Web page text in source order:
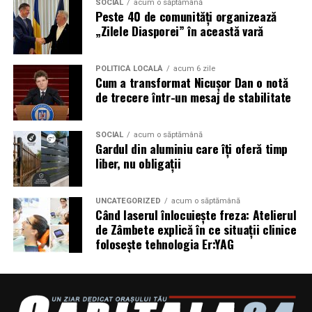
accesului in festival.
De asemenea, Summer Well promoveaza un mediu sigur
si responsabil, iar consumul de substante interzise este
strict interzis.
Regulamentul complet, impreuna cu lista obiectelor
permise si interzise, poate fi consultat pe site-ul oficial
al festivalului.
Un festival construitimpreuna cu partenerii sai
Summer Well 2026 este un festival Orange, sustinut de
parteneri care contribuie la experienta editiei
aniversare: glo™, ING, Peroni Nastro Azzurro, Ursus,
Bacardi, Martini, Jagermeister, Jack Daniel’s, Mega
Bucuresti, FABIZ, Bucharest Business School, biciclop,
SOCIAL acum o săptămână
Peste 40 de comunități organizează
„Zilele Diasporei” în această vară
POLITICĂ LOCALĂ acum 6 zile
Cum a transformat Nicușor Dan o notă
de trecere într-un mesaj de stabilitate
SOCIAL acum o săptămână
Gardul din aluminiu care îți oferă timp
liber, nu obligații
UNCATEGORIZED acum o săptămână
Când laserul înlocuiește freza: Atelierul
de Zâmbete explică în ce situații clinice
folosește tehnologia Er:YAG